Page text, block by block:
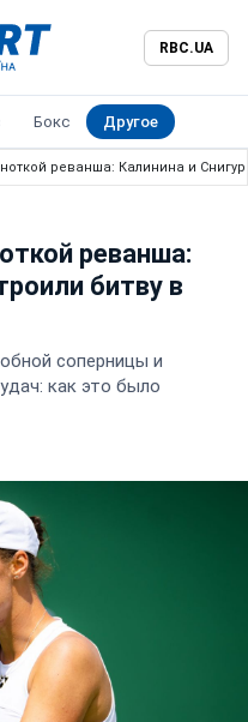
RBC.UA
Бокс Другое
реванша: Калинина и Снигур
реванша:
битву в
соперницы и
как это было